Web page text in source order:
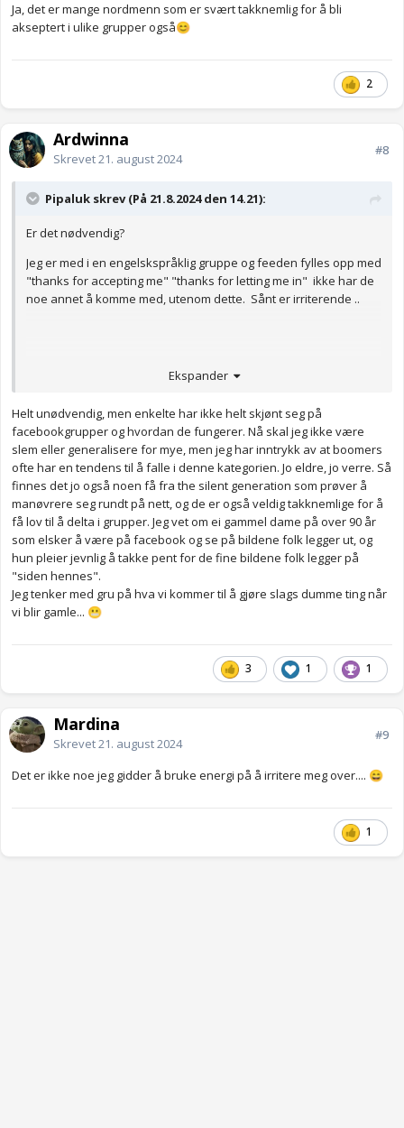
Ja, det er mange nordmenn som er svært takknemlig for å bli
akseptert i ulike grupper også😊
2
Ardwinna
Skrevet21. august 2024
#8
Pipaluk skrev (På 21.8.2024 den 14.21):
Er det nødvendig?
Jeg er med i en engelskspråklig gruppe og feeden fylles opp med
"thanks for accepting me" "thanks for letting me in" ikke har de
noe annet å komme med, utenom dette. Sånt er irriterende ..
Ekspander
Helt unødvendig, men enkelte har ikke helt skjønt seg på
facebookgrupper og hvordan de fungerer. Nå skal jeg ikke være
slem eller generalisere for mye, men jeg har inntrykk av at boomers
ofte har en tendens til å falle i denne kategorien. Jo eldre, jo verre. Så
finnes det jo også noen få fra the silent generation som prøver å
manøvrere seg rundt på nett, og de er også veldig takknemlige for å
få lov til å delta i grupper. Jeg vet om ei gammel dame på over 90 år
som elsker å være på facebook og se på bildene folk legger ut, og
hun pleier jevnlig å takke pent for de fine bildene folk legger på
"siden hennes".
Jeg tenker med gru på hva vi kommer til å gjøre slags dumme ting når
vi blir gamle... 😬
3 1 1
Mardina
Skrevet21. august 2024
#9
Det er ikke noe jeg gidder å bruke energi på å irritere meg over.... 😄
1